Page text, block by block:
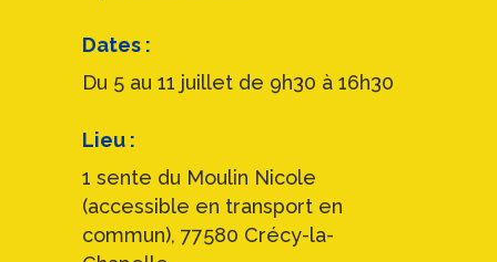
Dates :
Du 5 au 11 juillet de 9h30 à 16h30
Lieu :
1 sente du Moulin Nicole
(accessible en transport en
commun), 77580 Crécy-la-